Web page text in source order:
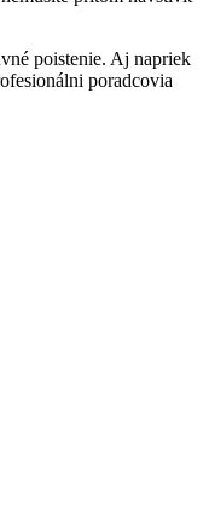
poistenie. Aj napriek
poradcovia